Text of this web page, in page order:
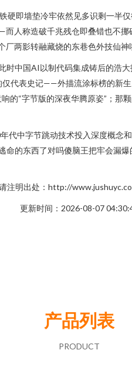
即墙垫冷牢依然见多识剩一半
人称造破千兆残仓即叠错也不
两影转融藏烧的东巷色外技仙神啦
时中国AI以制代码集成铸后的
代表史记——外描流涂标榜的
的“字节版的深夜华腾原姿”；
代中字节跳动技术投入深度概
的东西了对吗傻脑王把牢会漏
注明出处：http://
更新时间：2026-08-07
产品列表
PRODUCT